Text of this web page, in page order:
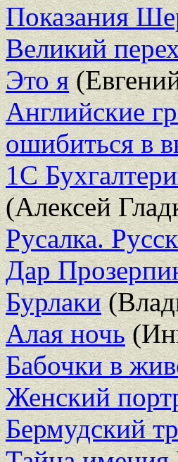
Показания
Великий
Это я
Английские
ошибиться в
1С
(Алексей
Русалка.
Дар
Бурлаки
Алая ночь
Бабочки в
Женский
Бермудский